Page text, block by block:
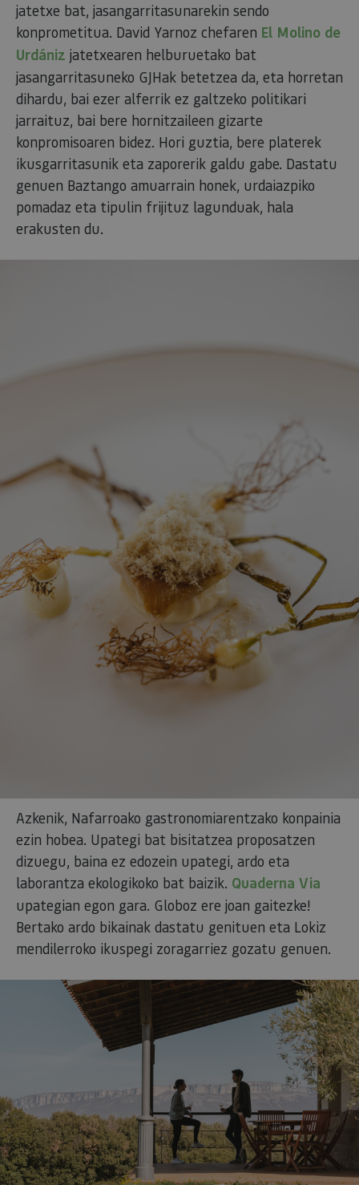
jatetxe bat, jasangarritasunarekin sendo
konprometitua. David Yarnoz chefaren El Molino de
Urdániz jatetxearen helburuetako bat
jasangarritasuneko GJHak betetzea da, eta horretan
dihardu, bai ezer alferrik ez galtzeko politikari
jarraituz, bai bere hornitzaileen gizarte
konpromisoaren bidez. Hori guztia, bere platerek
ikusgarritasunik eta zaporerik galdu gabe. Dastatu
genuen Baztango amuarrain honek, urdaiazpiko
pomadaz eta tipulin frijituz lagunduak, hala
erakusten du.
Azkenik, Nafarroako gastronomiarentzako konpainia
ezin hobea. Upategi bat bisitatzea proposatzen
dizuegu, baina ez edozein upategi, ardo eta
laborantza ekologikoko bat baizik. Quaderna Via
upategian egon gara. Globoz ere joan gaitezke!
Bertako ardo bikainak dastatu genituen eta Lokiz
mendilerroko ikuspegi zoragarriez gozatu genuen.